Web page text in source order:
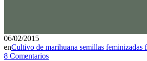
06/02/2015
enCultivo de marihuana semillas feminizadas
8 Comentarios